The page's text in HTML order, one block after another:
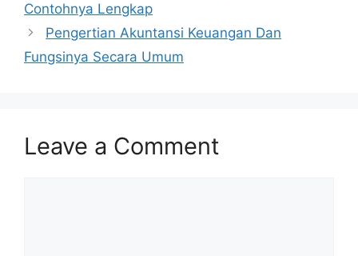
Contohnya Lengkap
Pengertian Akuntansi Keuangan Dan
Fungsinya Secara Umum
Leave a Comment